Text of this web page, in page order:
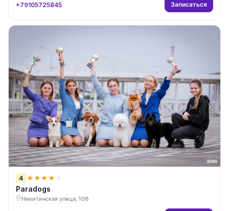
+79105725845 Записаться
4 ★★★★ ★
Paradogs
Никитинская улица, 108